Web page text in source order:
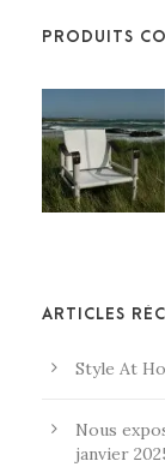
PRODUITS
ARTICLES
Style At
Nous
janvier